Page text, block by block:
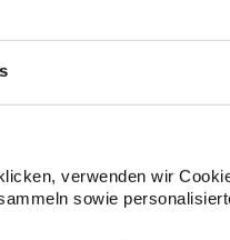
verwenden wir
sowie
geeignet für Kinder unter